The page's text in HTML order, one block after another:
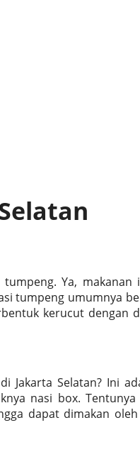
Ya, makanan
tumpeng umumnya
kerucut dengan
Jakarta Selatan? Ini
nasi box.
dapat dimakan